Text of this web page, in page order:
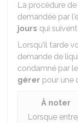
La procédure
demandée par
jours qui
Lorsqu'il tarde
demande de
condamné par
gérer pour une
À noter
Lorsque